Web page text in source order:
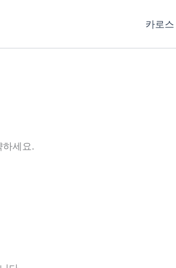
카로스
세요.